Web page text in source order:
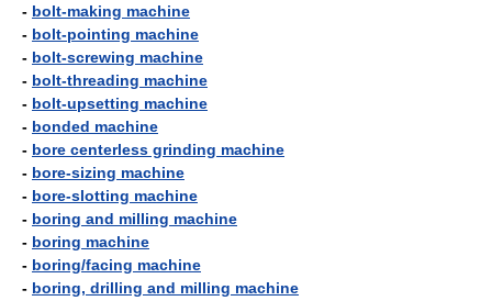
- bolt-making machine
- bolt-pointing machine
- bolt-screwing machine
- bolt-threading machine
- bolt-upsetting machine
- bonded machine
- bore centerless grinding machine
- bore-sizing machine
- bore-slotting machine
- boring and milling machine
- boring machine
- boring/facing machine
- boring, drilling and milling machine